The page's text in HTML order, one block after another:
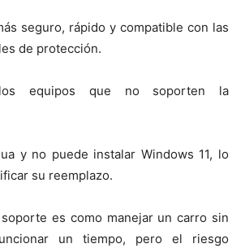
seguro, rápido y compatible con las
de protección.
equipos que no soporten la
y no puede instalar Windows 11, lo
su reemplazo.
es como manejar un carro sin
un tiempo, pero el riesgo